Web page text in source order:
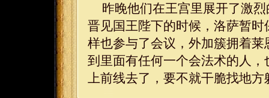
昨晚他们在王宫里展开了激
晋见国王陛下的时候，洛萨暂
样也参与了会议，外加簇拥着
到里面有任何一个会法术的人
上前线去了，要不就干脆找地